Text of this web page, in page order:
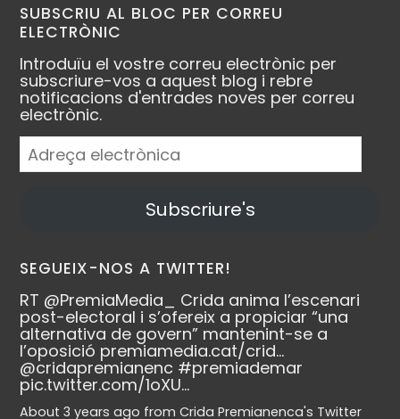
SUBSCRIU AL BLOC PER CORREU
ELECTRÒNIC
Introduïu el vostre correu electrònic per
subscriure-vos a aquest blog i rebre
notificacions d'entrades noves per correu
electrònic.
Adreça
electrònica
Subscriure's
SEGUEIX-NOS A TWITTER!
RT @PremiaMedia_ Crida anima l’escenari
post-electoral i s’ofereix a propiciar “una
alternativa de govern” mantenint-se a
l’oposició premiamedia.cat/crid…
@cridapremianenc #premiademar
pic.twitter.com/1oXU…
About 3 years ago fromCrida Premianenca's Twitter